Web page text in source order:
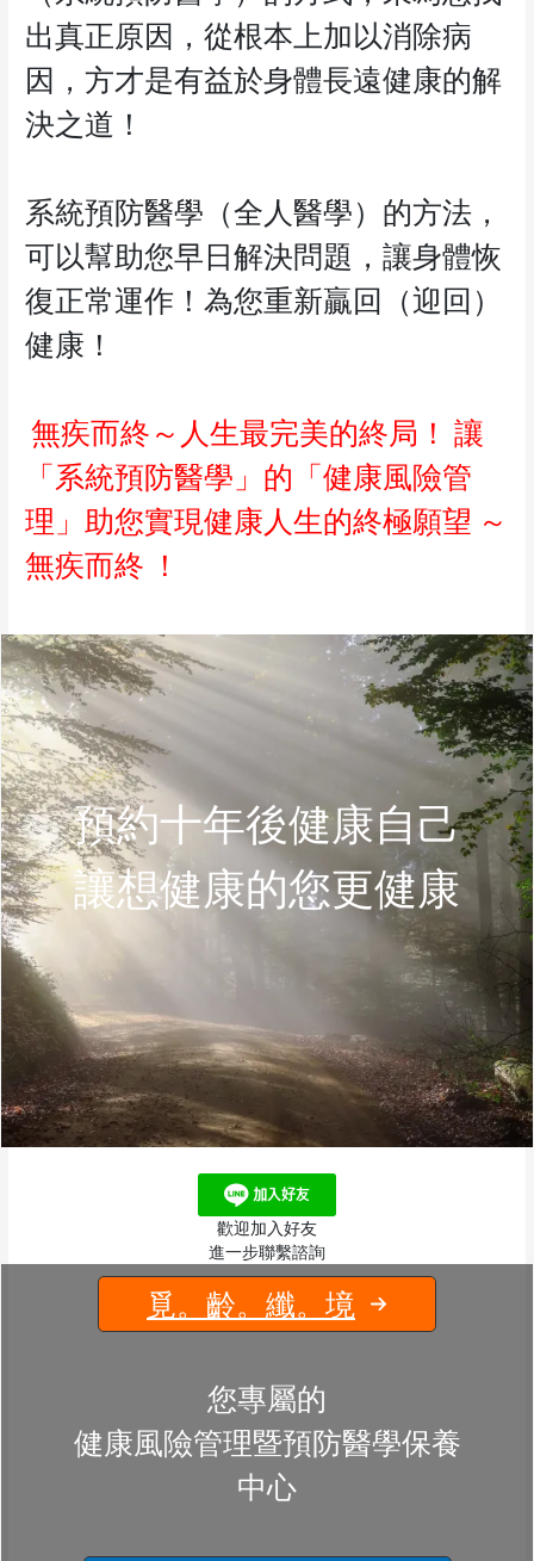
出真正原因，從根本上加以消除病
因，方才是有益於身體長遠健康的解
決之道！
系統預防醫學（全人醫學）的方法，
可以幫助您早日解決問題，讓身體恢
復正常運作！為您重新贏回（迎回）
健康！
無疾而終～人生最完美的終局！ 讓
「系統預防醫學」的「健康風險管
理」助您實現健康人生的終極願望 ～
無疾而終 ！
預約十年後健康自己
讓想健康的您更健康
歡迎加入好友
進一步聯繫諮詢
覓。齡。纖。境
您專屬的
健康風險管理暨預防醫學保養
中心